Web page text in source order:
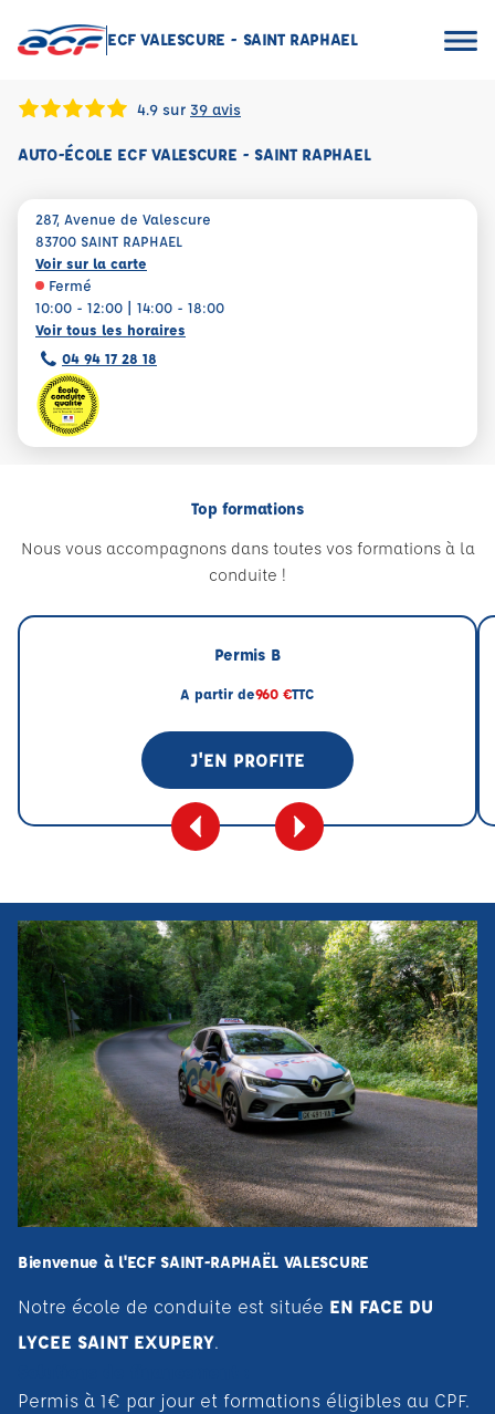
ECF VALESCURE - SAINT RAPHAEL
4.9 sur 39 avis
AUTO-ÉCOLE ECF VALESCURE - SAINT RAPHAEL
287, Avenue de Valescure
83700 SAINT RAPHAEL
Voir sur la carte
Fermé
10:00 - 12:00 | 14:00 - 18:00
Voir tous les horaires
04 94 17 28 18
Top formations
Nous vous accompagnons dans toutes vos formations à la
conduite !
Permis B
A partir de960 €TTC
J'EN PROFITE
Bienvenue à l'ECF SAINT-RAPHAËL VALESCURE
Notre école de conduite est située EN FACE DU
LYCEE SAINT EXUPERY.
Permis à 1€ par jour et formations éligibles au CPF.